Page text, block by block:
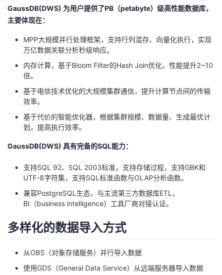
GaussDB(DWS) 为用户提供了PB（petabyte）级高性能数据库，
主要体现在：
MPP大规模并行处理框架，支持行列混存、向量化执行，实现
万亿数据关联分析秒级响应。
内存计算，基于Bloom Filter的Hash Join优化，性能提升2~10
倍。
基于电信技术优化的大规模集群通信，提升计算节点间的传输
效率。
基于代价的智能优化器，根据集群规模、数据量、生成最优计
划，提高执行效率。
GaussDB(DWS) 具有完备的SQL能力：
支持SQL 92、SQL 2003标准，支持存储过程，支持GBK和
UTF-8字符集，支持SQL标准函数与OLAP分析函数。
兼容PostgreSQL生态，与主流第三方数据库ETL，
BI（business intelligence）工具厂商对接认证。
多样化的数据导入方式
从OBS（对象存储服务）并行导入数据
使用GDS（General Data Service）从远端服务器导入数据